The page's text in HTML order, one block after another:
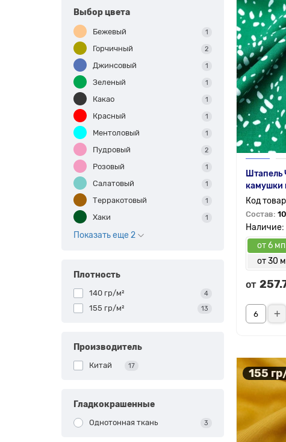
Выбор цвета
Бежевый 1
Горчичный 2
Джинсовый 1
Зеленый 1
Какао 1
Красный 1
Ментоловый 1
Пудровый 2
Розовый 1
Салатовый 1
Терракотовый 1
Хаки 1
Показать еще 2
Плотность
140 гр/м² 4
155 гр/м² 13
Производитель
Китай 17
Гладкокрашенные
Однотонная ткань 3
Штапель
камушки
Состав:
от 6 мп
от 30
от
155